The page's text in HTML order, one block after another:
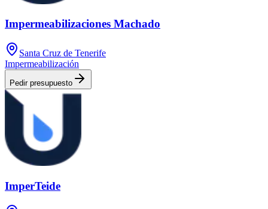
Impermeabilizaciones Machado
Santa Cruz de Tenerife
Impermeabilización
Pedir presupuesto
ImperTeide